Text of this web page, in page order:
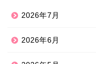
2026年7月
2026年6月